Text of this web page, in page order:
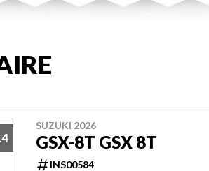
SUZUKI 2026
GSX-8T GSX 8T
INS00584